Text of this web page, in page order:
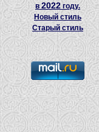
в2022 году.
Новый стиль
Старый стиль